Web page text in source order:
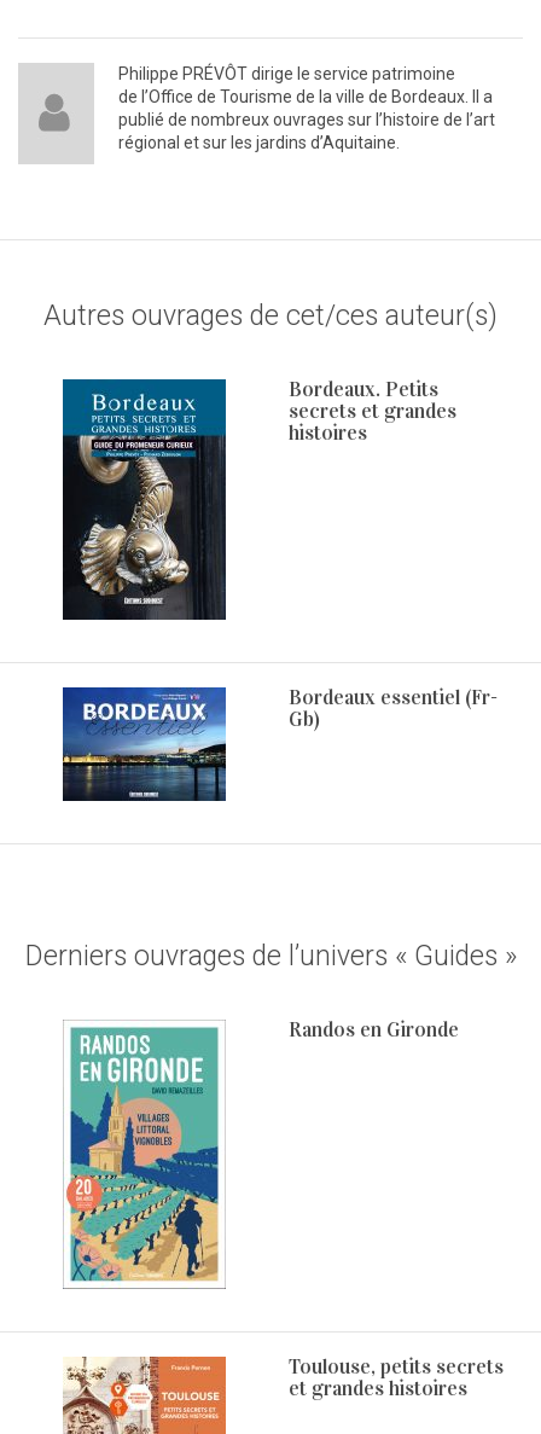
Philippe PRÉVÔT dirige le service patrimoine
de l’Office de Tourisme de la ville de Bordeaux. Il a
publié de nombreux ouvrages sur l’histoire de l’art
régional et sur les jardins d’Aquitaine.
Autres ouvrages de cet/ces auteur(s)
Bordeaux. Petits
secrets et grandes
histoires
Bordeaux essentiel (Fr-
Gb)
Derniers ouvrages de l’univers « Guides »
Randos en Gironde
Toulouse, petits secrets
et grandes histoires